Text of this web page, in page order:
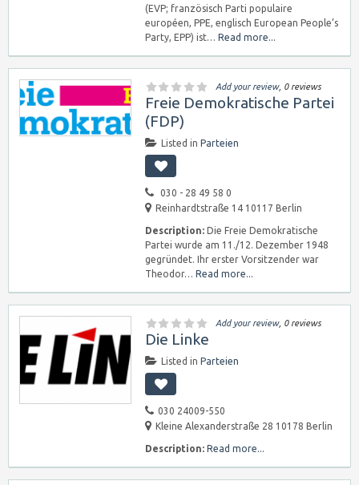
(EVP; französisch Parti populaire
européen, PPE, englisch European People’s
Party, EPP) ist… Read more...
Add your review, 0 reviews
Freie Demokratische Partei
(FDP)
Listed in Parteien
030 - 28 49 58 0
Reinhardtstraße 14 10117 Berlin
Description: Die Freie Demokratische
Partei wurde am 11./12. Dezember 1948
gegründet. Ihr erster Vorsitzender war
Theodor… Read more...
Add your review, 0 reviews
Die Linke
Listed in Parteien
030 24009-550
Kleine Alexanderstraße 28 10178 Berlin
Description: Read more...